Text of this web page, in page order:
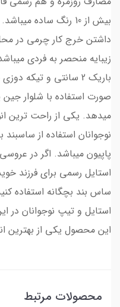
بیش از 10 رنگ ساده
داشتن خرج کار چرمی در
زیبایه منحصر به فردی
باریک 2 سانتی و
صورت استفاده با شلوار جین
میدهد. یکی از راحت ترین
نوجوانان استفاده از
پاپیون میباشد. اگر در
استایل رسمی برای فرزند
ساس بند بچگانه استفاده
استایل و تیپ نوجوانان در
این محصول یکی از بهترین
محصولات مرتبط